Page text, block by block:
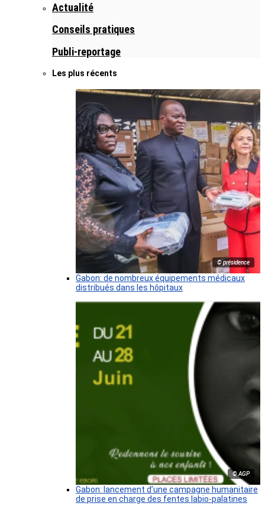
Actualité
Conseils pratiques
Publi-reportage
Les plus récents
© présidence
Gabon: de nombreux équipements médicaux
distribués dans les hôpitaux
© AGP
Gabon: lancement d’une campagne humanitaire
de prise en charge des fentes labio-palatines